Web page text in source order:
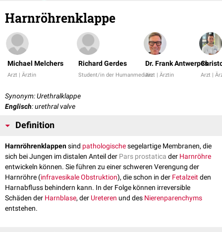
Harnröhrenklappe
Michael Melchers
Arzt | Ärztin
Richard Gerdes
Student/in der Humanmedizin
Dr. Frank Antwerpes
Arzt | Ärztin Arzt |
Synonym: Urethralklappe
Englisch: urethral valve
Definition
Harnröhrenklappensind pathologischesegelartige Membranen, die
sich bei Jungen im distalen Anteil der Pars prostatica der Harnröhre
entwickeln können. Sie führen zu einer schweren Verengung der
Harnröhre (infravesikaleObstruktion), die schon in der Fetalzeitden
Harnabfluss behindern kann. In der Folge können irreversible
Schäden der Harnblase, der Ureteren und des Nierenparenchyms
entstehen.